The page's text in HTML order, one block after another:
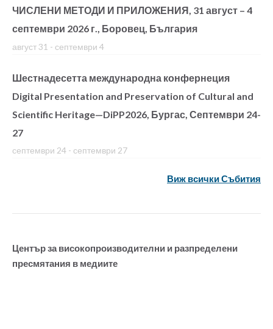
ЧИСЛЕНИ МЕТОДИ И ПРИЛОЖЕНИЯ, 31 август – 4
септември 2026 г., Боровец, България
август 31 - септември 4
Шестнадесетта международна конфернеция
Digital Presentation and Preservation of Cultural and
Scientific Heritage—DiPP2026, Бургас, Септември 24-
27
септември 24 - септември 27
Виж всички Събития
Център за високопроизводителни и разпределени
пресмятания в медиите